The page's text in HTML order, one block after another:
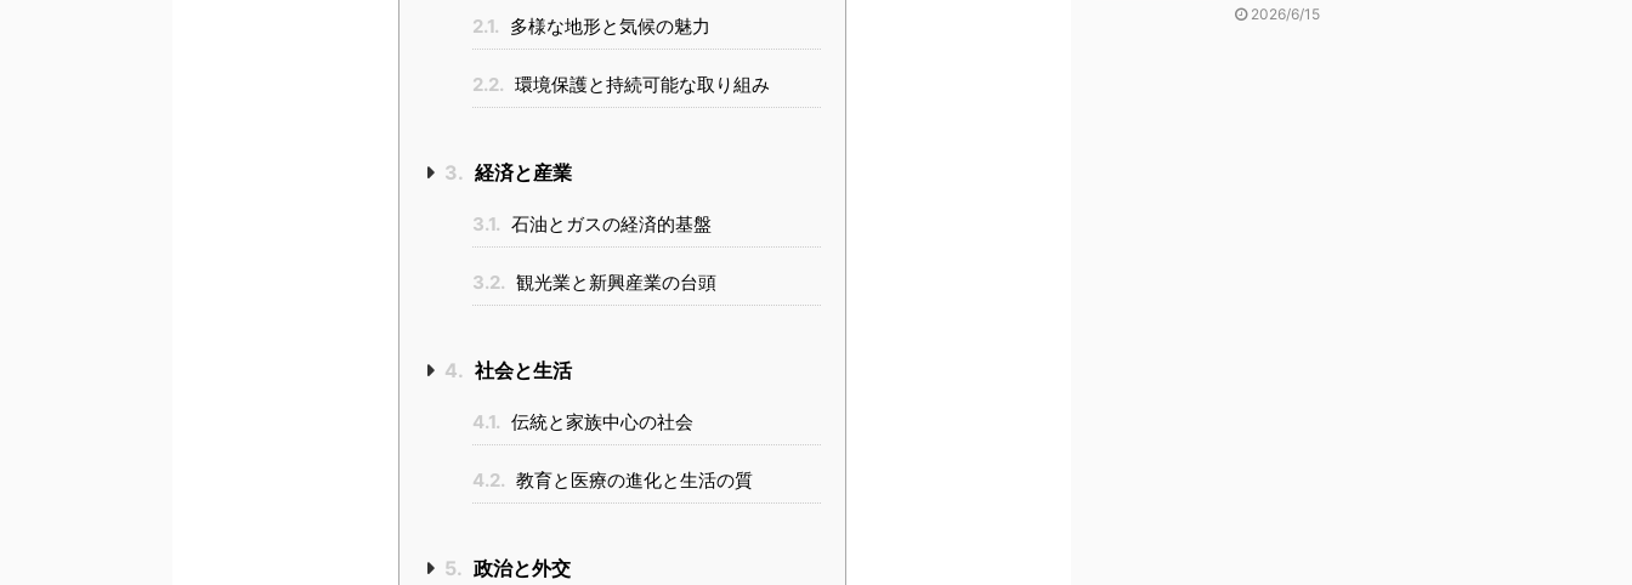
2.1. 多様な地形と気候の魅力
2.2. 環境保護と持続可能な取り組み
3. 経済と産業
3.1. 石油とガスの経済的基盤
3.2. 観光業と新興産業の台頭
4. 社会と生活
4.1. 伝統と家族中心の社会
4.2. 教育と医療の進化と生活の質
5. 政治と外交
2026/6/15